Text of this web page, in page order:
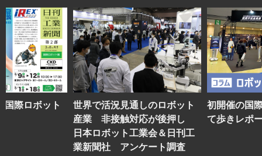
国際ロボット
世界で活況見通しのロボット
産業 非接触対応が後押し
日本ロボット工業会＆日刊工
業新聞社 アンケート調査
初開催の国
て歩きレポ